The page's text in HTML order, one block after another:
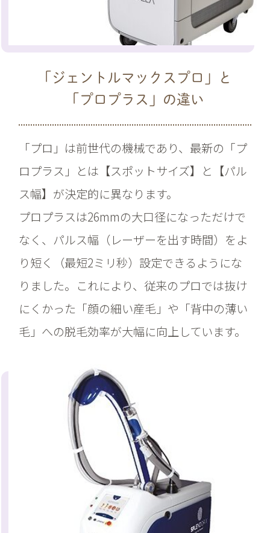
「ジェントルマックスプロ」と
「プロプラス」の違い
「プロ」は前世代の機械であり、最新の「プ
ロプラス」とは【スポットサイズ】と【パル
ス幅】が決定的に異なります。
プロプラスは26mmの大口径になっただけで
なく、パルス幅（レーザーを出す時間）をよ
り短く（最短2ミリ秒）設定できるようにな
りました。これにより、従来のプロでは抜け
にくかった「顔の細い産毛」や「背中の薄い
毛」への脱毛効率が大幅に向上しています。